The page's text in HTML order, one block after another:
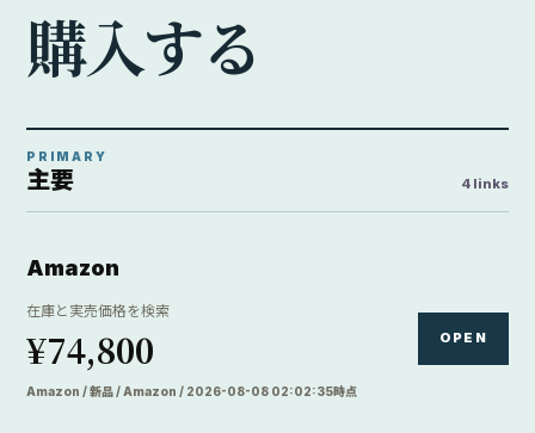
購入する
PRIMARY
主要 4 links
Amazon
在庫と実売価格を検索
¥74,800
Amazon / 新品 / Amazon / 2026-08-08 02:02:35時点
OPEN